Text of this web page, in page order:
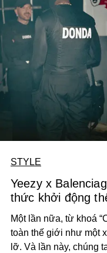
STYLE
Yeezy x
thức khởi động
Một lần nữa, từ khoá
toàn thế giới như một
lỡ. Và lần này, chúng